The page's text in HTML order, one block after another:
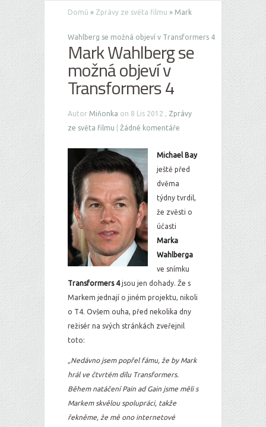
Domů » Zprávy ze světa filmu » Mark
Wahlberg se možná objeví v Transformers 4
Mark Wahlberg se
možná objeví v
Transformers 4
Autor Miňonka on 8 Lis 2012 , Zprávy
ze světa filmu
Žádné komentáře
Michael Bay
ještě před
dvěma
týdny tvrdil,
že zvěsti o
účasti
Marka
Wahlberga
ve snímku
Transformers 4jsou jen dohady. Že s
Markem jednají o jiném projektu, nikoli
o T4. Ovšem ouha, před nekolika dny
režisér na svých stránkách zveřejnil
toto:
„Nedávno jsem popřel fámu, že by Mark
hrál ve čtvrtém dílu Transformers.
Během natáčení Pain ad Gain jsme měli s
Markem skvělou spolupráci, takže
řekněme, že mě ono internetové